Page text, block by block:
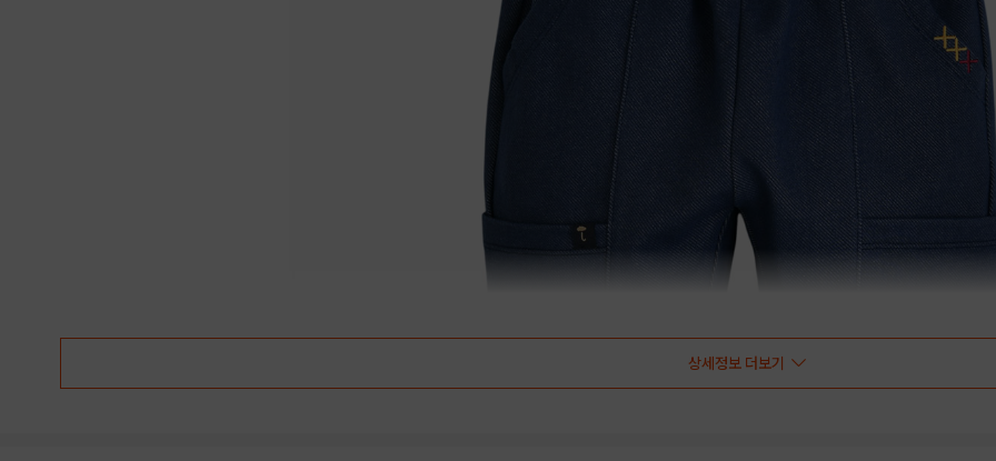
상세정보 더보기